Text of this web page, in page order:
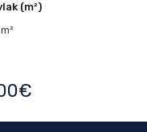
(m²)
m²